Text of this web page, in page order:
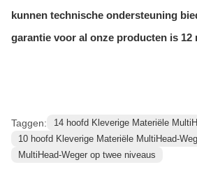
kunnen technische ondersteuning
garantie voor al onze producten is 12
Taggen:
14 hoofd Kleverige Materiële
10 hoofd Kleverige Materiële MultiHead-
MultiHead-Weger op twee niveaus